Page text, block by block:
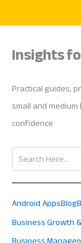
Insights
Practical guides,
small and
confidence
Search
Android AppsBlog
Business Growth